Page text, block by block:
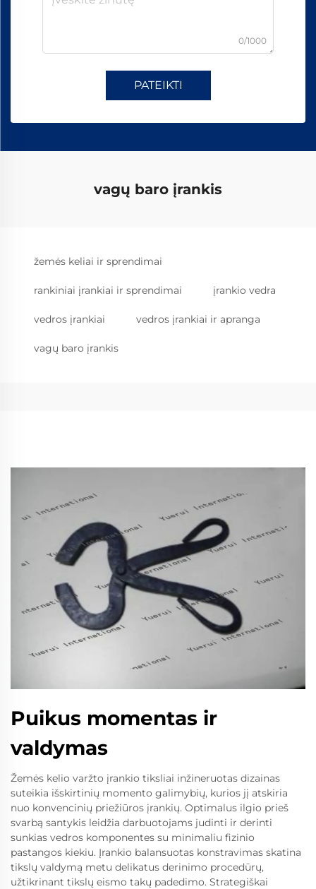
0/1000
PATEIKTI
vagų baro įrankis
žemės keliai ir sprendimai
rankiniai įrankiai ir sprendimai įrankio vedra
vedros įrankiai vedros įrankiai ir apranga
vagų baro įrankis
Puikus momentas ir
valdymas
Žemės kelio varžto įrankio tiksliai inžineruotas dizainas
suteikia išskirtinių momento galimybių, kurios jį atskiria
nuo konvencinių priežiūros įrankių. Optimalus ilgio prieš
svarbą santykis leidžia darbuotojams judinti ir derinti
sunkias vedros komponentes su minimaliu fizinio
pastangos kiekiu. Įrankio balansuotas konstravimas skatina
tikslų valdymą metu delikatus derinimo procedūrų,
užtikrinant tikslų eismo takų padedimo. Strategiškai